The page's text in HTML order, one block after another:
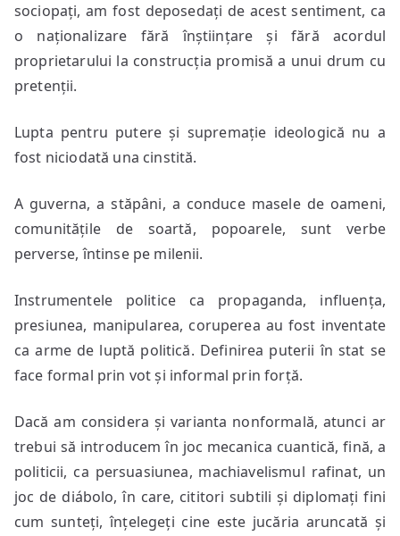
sociopați, am fost deposedați de acest sentiment, ca
o naționalizare fără înștiințare și fără acordul
proprietarului la construcția promisă a unui drum cu
pretenții.
Lupta pentru putere și supremație ideologică nu a
fost niciodată una cinstită.
A guverna, a stăpâni, a conduce masele de oameni,
comunitățile de soartă, popoarele, sunt verbe
perverse, întinse pe milenii.
Instrumentele politice ca propaganda, influența,
presiunea, manipularea, coruperea au fost inventate
ca arme de luptă politică. Definirea puterii în stat se
face formal prin vot și informal prin forță.
Dacă am considera și varianta nonformală, atunci ar
trebui să introducem în joc mecanica cuantică, fină, a
politicii, ca persuasiunea, machiavelismul rafinat, un
joc de diábolo, în care, cititori subtili și diplomați fini
cum sunteți, înțelegeți cine este jucăria aruncată și